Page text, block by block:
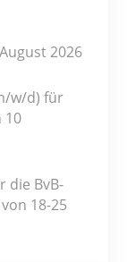
2026
w/d) für
10
die BvB-
18-25